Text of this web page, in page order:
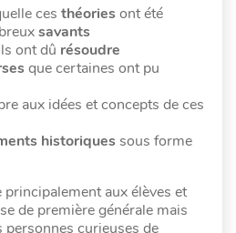
ces théories ont été
savants
ont dû résoudre
que certaines ont pu
aux idées et concepts de ces
historiques sous forme
principalement aux élèves et
de première générale mais
personnes curieuses de